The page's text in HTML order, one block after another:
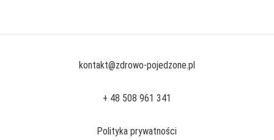
kontakt@zdrowo-pojedzone.pl
+ 48 508 961 341
Polityka prywatności